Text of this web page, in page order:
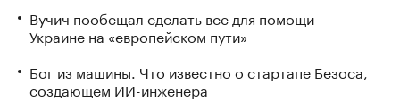
Вучич пообещал сделать все для помощи
Украине на «европейском пути»
Бог из машины. Что известно о стартапе Безоса,
создающем ИИ-инженера